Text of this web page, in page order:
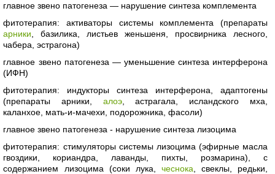
главное звено патогенеза — нарушение синтеза комплемента
фитотерапия: активаторы системы комплемента (препараты
арники , базилика, листьев женьшеня, просвирника лесного,
чабера, эстрагона)
главное звено патогенеза — уменьшение синтеза интерферона
(ИФН)
фитотерапия: индукторы синтеза интерферона, адаптогены
(препараты арники, алоэ, астрагала, исландского мха,
каланхое, мать-и-мачехи, подорожника, фасоли)
главное звено патогенеза - нарушение синтеза лизоцима
фитотерапия: стимуляторы системы лизоцима (эфирные масла
гвоздики, кориандра, лаванды, пихты, розмарина), с
содержанием лизоцима (соки лука, чеснока , свеклы, редьки,